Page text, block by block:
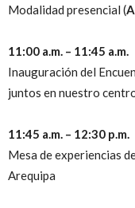
Modalidad presencial (
11:00 a.m. – 11:45 a.m.
Inauguración del
juntos en nuestro
11:45 a.m. – 12:30 p.m.
Mesa de experiencias
Arequipa